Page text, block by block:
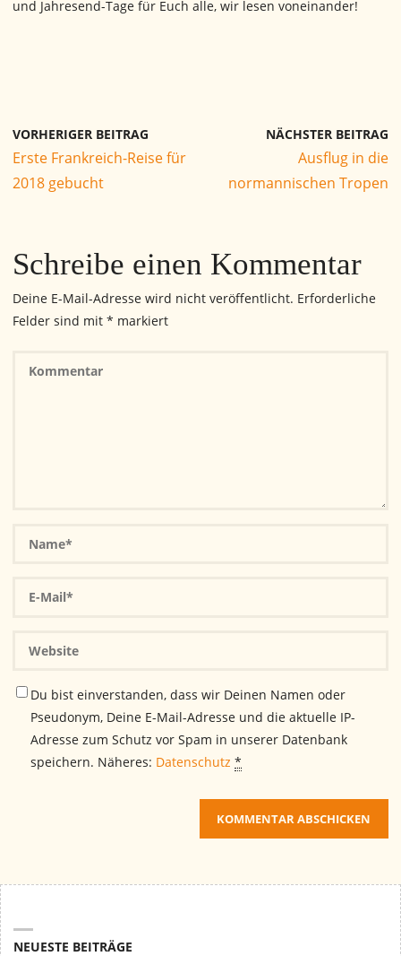
und Jahresend-Tage für Euch alle, wir lesen voneinander!
VORHERIGER BEITRAG
Erste Frankreich-Reise für
2018 gebucht
NÄCHSTER BEITRAG
Ausflug in die
normannischen Tropen
Schreibe einen Kommentar
Deine E-Mail-Adresse wird nicht veröffentlicht. Erforderliche
Felder sind mit* markiert
Du bist einverstanden, dass wir Deinen Namen oder
Pseudonym, Deine E-Mail-Adresse und die aktuelle IP-
Adresse zum Schutz vor Spam in unserer Datenbank
speichern. Näheres: Datenschutz *
NEUESTE BEITRÄGE